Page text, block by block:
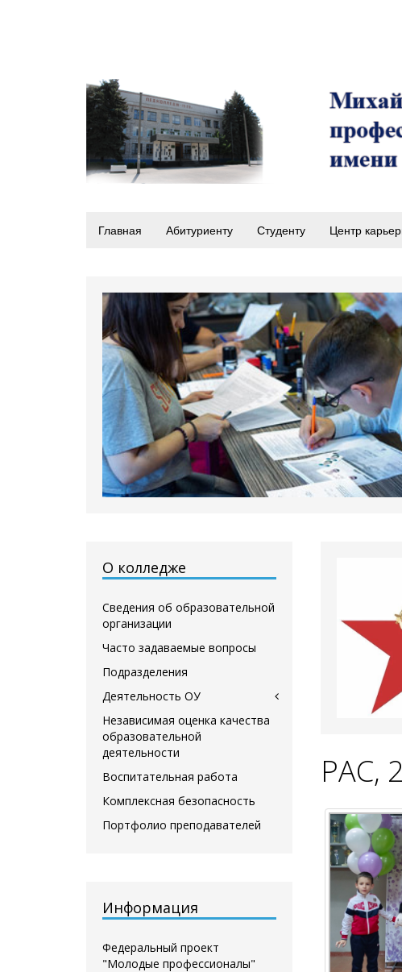
Главная Абитуриенту Студенту Центр
РАС,
О колледже
Сведения об образовательной
организации
Часто задаваемые вопросы
Подразделения
Деятельность ОУ
Независимая оценка качества
образовательной
деятельности
Воспитательная работа
Комплексная безопасность
Портфолио преподавателей
Информация
Федеральный проект
"Молодые профессионалы"